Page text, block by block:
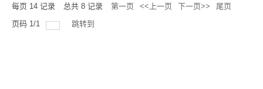
每页 14 记录 总共 8 记录 第一页 <<上一页 下一页>>
尾页
页码 1/1 跳转到